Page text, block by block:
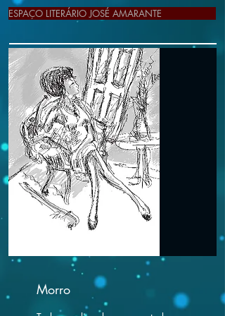
ESPAÇO LITERÁRIO JOSÉ AMARANTE
Morro